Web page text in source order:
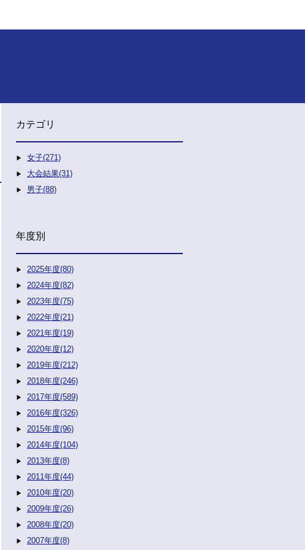
カテゴリ
女子(271)
大会結果(31)
男子(88)
年度別
2025年度(80)
2024年度(82)
2023年度(75)
2022年度(21)
2021年度(19)
2020年度(12)
2019年度(212)
2018年度(246)
2017年度(589)
2016年度(326)
2015年度(96)
2014年度(104)
2013年度(8)
2011年度(44)
2010年度(20)
2009年度(26)
2008年度(20)
2007年度(8)